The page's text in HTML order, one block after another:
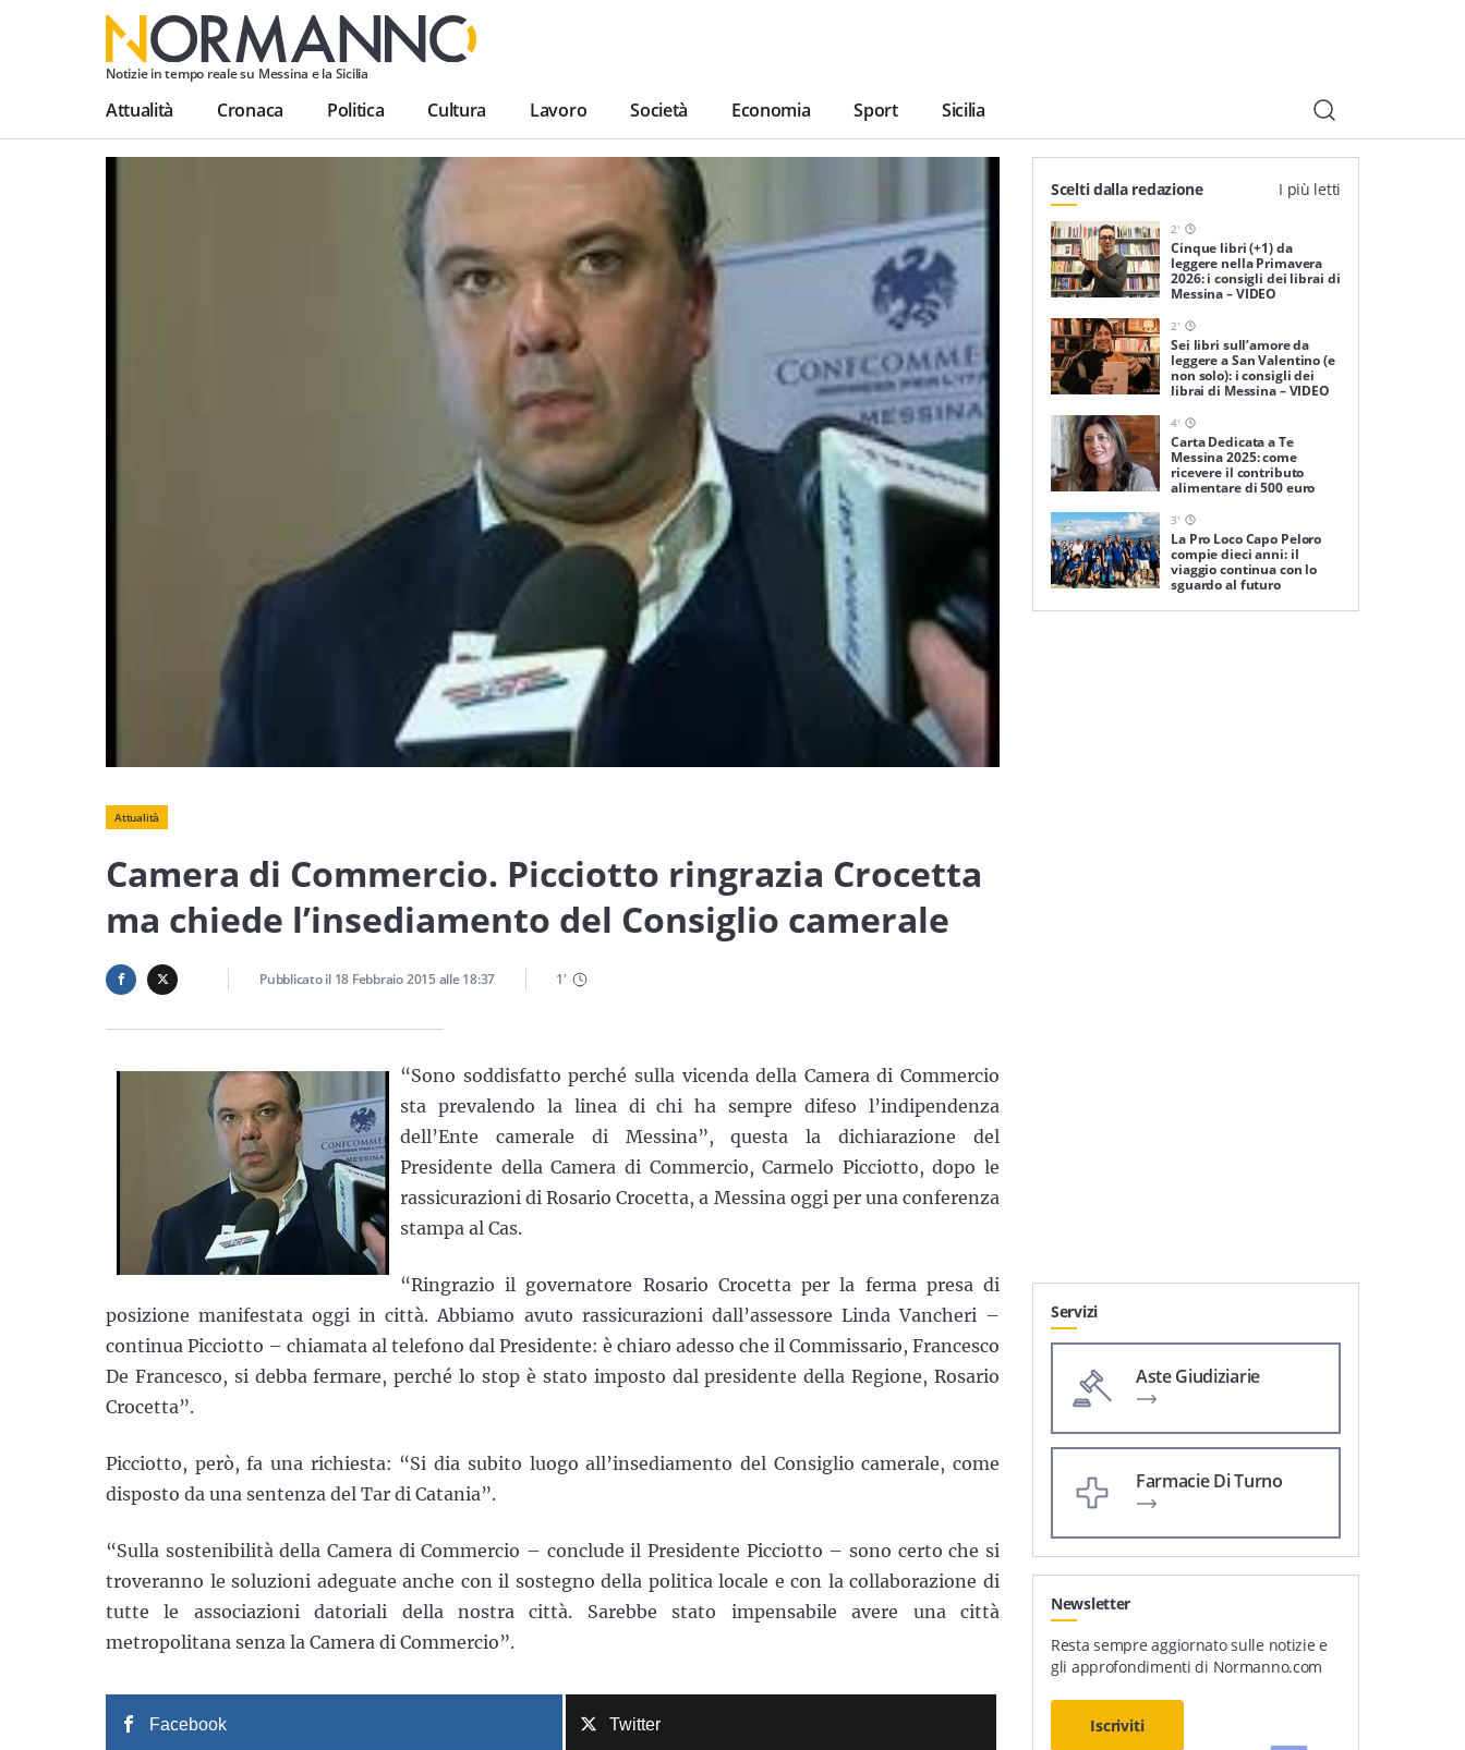
Notizie in tempo reale su Messina e la Sicilia
Attualità Cronaca Politica Cultura Lavoro Società Economia Sport Sicilia
Attualità
Camera di Commercio. Picciotto ringrazia Crocetta
ma chiede l’insediamento del Consiglio camerale
Pubblicato il 18 Febbraio 2015alle18:37 1'
“Sono soddisfatto perché sulla vicenda della Camera di Commercio
sta prevalendo la linea di chi ha sempre difeso l’indipendenza
dell’Ente camerale di Messina”, questa la dichiarazione del
Presidente della Camera di Commercio, Carmelo Picciotto, dopo le
rassicurazioni di Rosario Crocetta, a Messina oggi per una conferenza
stampa al Cas.
“Ringrazio il governatore Rosario Crocetta per la ferma presa di
posizione manifestata oggi in città. Abbiamo avuto rassicurazioni dall’assessore Linda Vancheri –
continua Picciotto – chiamata al telefono dal Presidente: è chiaro adesso che il Commissario, Francesco
De Francesco, si debba fermare, perché lo stop è stato imposto dal presidente della Regione, Rosario
Crocetta”.
Picciotto, però, fa una richiesta: “Si dia subito luogo all’insediamento del Consiglio camerale, come
disposto da una sentenza del Tar di Catania”.
“Sulla sostenibilità della Camera di Commercio – conclude il Presidente Picciotto – sono certo che si
troveranno le soluzioni adeguate anche con il sostegno della politica locale e con la collaborazione di
tutte le associazioni datoriali della nostra città. Sarebbe stato impensabile avere una città
metropolitana senza la Camera di Commercio”.
Facebook Twitter
Scelti dalla redazione I più letti
2'
Cinque libri (+1) da
leggere nella Primavera
2026: i consigli dei librai di
Messina – VIDEO
2'
Sei libri sull’amore da
leggere a San Valentino (e
non solo): i consigli dei
librai di Messina – VIDEO
4'
Carta Dedicata a Te
Messina 2025: come
ricevere il contributo
alimentare di 500 euro
3'
La Pro Loco Capo Peloro
compie dieci anni: il
viaggio continua con lo
sguardo al futuro
Servizi
Aste Giudiziarie
Farmacie Di Turno
Newsletter
Resta sempre aggiornato sulle notizie e
gli approfondimenti di Normanno.com
Iscriviti